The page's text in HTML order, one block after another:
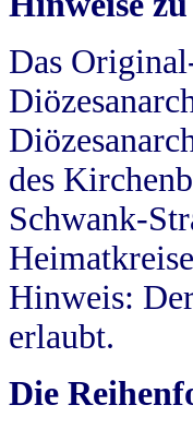
Das
des
Schwank-
Hinweis:
erlaubt.
Die